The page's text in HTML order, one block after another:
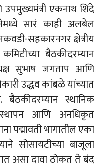
उपमुख्यमंत्री एकनाथ शिंदे
सारं काही अलबेल
सहकारनगर क्षेत्रीय
बैठकीदरम्यान
सुभाष जगताप आणि
उद्धव कांबळे यांच्यात
बैठकीदरम्यान स्थानिक
आणि अनधिकृत
पद्मावती भागातील एका
सोसायटीच्या बाजूला
असा दावा ठोकत ते बंद